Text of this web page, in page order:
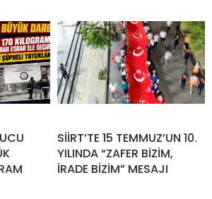
SİİRT’TE 15 TEMMUZ’UN 10.
YILINDA “ZAFER BİZİM,
İRADE BİZİM” MESAJI